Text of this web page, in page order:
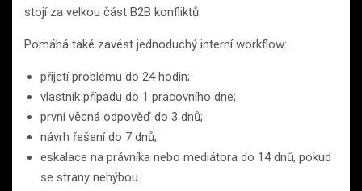
stojí za velkou část B2B konfliktů.
Pomáhá také zavést jednoduchý interní workflow:
přijetí problému do 24 hodin;
vlastník případu do 1 pracovního dne;
první věcná odpověď do 3 dnů;
návrh řešení do 7 dnů;
eskalace na právníka nebo mediátora do 14 dnů, pokud
se strany nehýbou.